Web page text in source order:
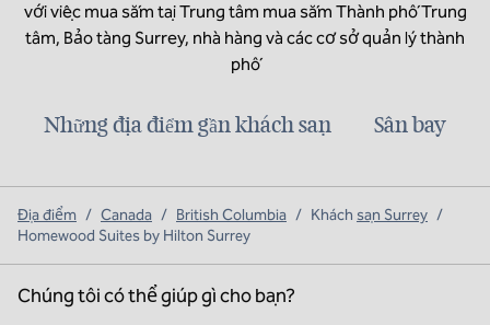
với việc mua sắm tại Trung tâm mua sắm Thành phố Trung
tâm, Bảo tàng Surrey, nhà hàng và các cơ sở quản lý thành
phố
Những địa điểm gần khách sạn Sân bay
Địa điểm / Canada / British Columbia / Khách sạn Surrey /
Homewood Suites by Hilton Surrey
Chúng tôi có thể giúp gì cho bạn?